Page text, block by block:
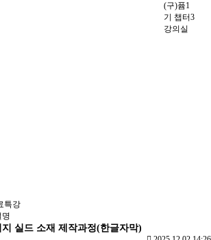
(구)퓸1
기 챕터3
강의실
특강
명
실드 소재 제작과정(한글자막)